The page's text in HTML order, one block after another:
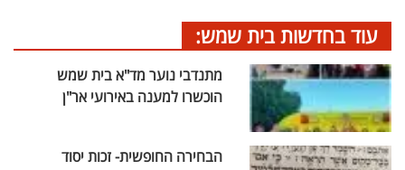
עוד בחדשות בית שמש:
מתנדבי נוער מד"א בית שמש
הוכשרו למענה באירועי אר"ן
הבחירה החופשית- זכות יסוד